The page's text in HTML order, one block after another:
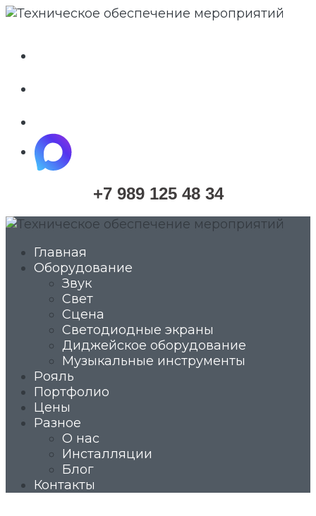
maximize
+7 989 125 48 34
Главная
Оборудование
Звук
Свет
Сцена
Светодиодные экраны
Диджейское оборудование
Музыкальные инструменты
Рояль
Портфолио
Цены
Разное
О нас
Инсталляции
Блог
Контакты